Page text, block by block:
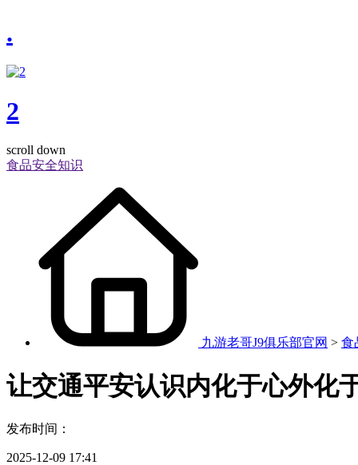
.
2
scroll down
食品安全知识
九游老哥J9俱乐部官网 > 食
让交通平安认识内化于心外化
发布时间：
2025-12-09 17:41